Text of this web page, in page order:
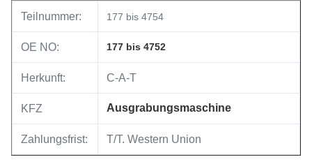
Teilnummer: 177 bis 4754
OE NO: 177 bis 4752
Herkunft: C-A-T
KFZ Ausgrabungsmaschine
Zahlungsfrist: T/T. Western Union